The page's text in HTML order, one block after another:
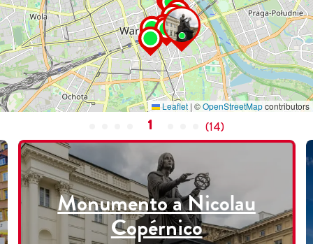
Leaflet | ©OpenStreetMapcontributors
1 (14)
Monumento a Nicolau
Copérnico